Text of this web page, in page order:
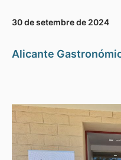
30 de setembre de 2024
Alicante